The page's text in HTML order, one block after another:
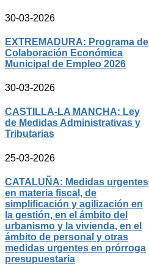
30-03-2026
EXTREMADURA: Programa de
Colaboración Económica
Municipal de Empleo 2026
30-03-2026
CASTILLA-LA MANCHA: Ley
de Medidas Administrativas y
Tributarias
25-03-2026
CATALUÑA: Medidas urgentes
en materia fiscal, de
simplificación y agilización en
la gestión, en el ámbito del
urbanismo y la vivienda, en el
ámbito de personal y otras
medidas urgentes en prórroga
presupuestaria